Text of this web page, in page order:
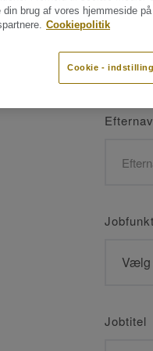
Navn *
Jobtitel
din brug af vores hjemmeside
Cookiepolitik
Cookie -